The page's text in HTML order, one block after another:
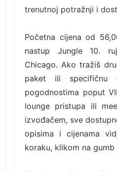
trenutnoj potražnji i
Početna cijena od
nastup Jungle 10.
Chicago. Ako tražiš
paket ili specifičnu
pogodnostima poput
lounge pristupa ili
izvođačem, sve
opisima i cijenama
koraku, klikom na gumb